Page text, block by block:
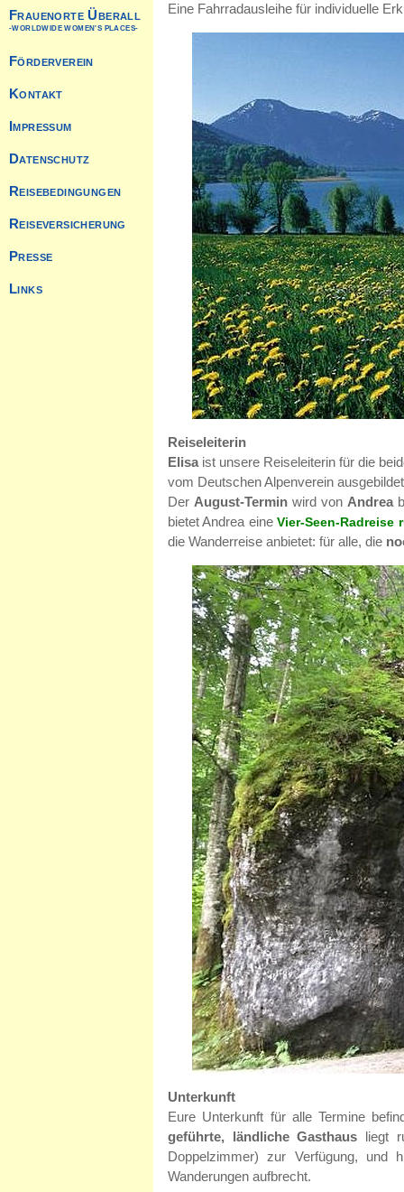
Eine Fahrradausleihe für individuelle
Reiseleiterin
Elisa ist unsere Reiseleiterin für die
vom Deutschen Alpenverein
Der August-Termin wird von Andrea
bietet Andrea eineVier-Seen-Radreise
die Wanderreise anbietet: für alle, die
Unterkunft
Eure Unterkunft für alle Termine
geführte, ländliche Gasthaus liegt
Doppelzimmer) zur Verfügung,
Wanderungen aufbrecht.